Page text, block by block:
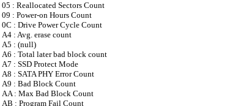
05 : Reallocated Sectors Count
09 : Power-on Hours Count
0C : Drive Power Cycle Count
A4 : Avg. erase count
A5 : (null)
A6 : Total later bad block count
A7 : SSD Protect Mode
A8 : SATA PHY Error Count
A9 : Bad Block Count
AA : Max Bad Block Count
AB : Program Fail Count